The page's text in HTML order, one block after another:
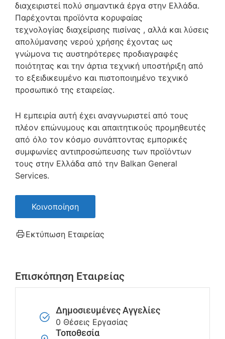
διαχειριστεί πολύ σημαντικά έργα στην Ελλάδα.
Παρέχονται προϊόντα κορυφαίας
τεχνολογίας διαχείρισης πισίνας , αλλά και λύσεις
απολύμανσης νερού χρήσης έχοντας ως
γνώμονα τις αυστηρότερες προδιαγραφές
ποιότητας και την άρτια τεχνική υποστήριξη από
το εξειδικευμένο και πιστοποιημένο τεχνικό
προσωπικό της εταιρείας.
Η εμπειρία αυτή έχει αναγνωριστεί από τους
πλέον επώνυμους και απαιτητικούς προμηθευτές
από όλο τον κόσμο συνάπτοντας εμπορικές
συμφωνίες αντιπροσώπευσης των προϊόντων
τους στην Ελλάδα από την Balkan General
Services.
Κοινοποίηση
Εκτύπωση Εταιρείας
Επισκόπηση Εταιρείας
Δημοσιευμένες Αγγελίες
0 Θέσεις Εργασίας
Τοποθεσία